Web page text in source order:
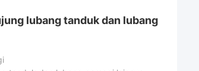
lubang tanduk dan lubang